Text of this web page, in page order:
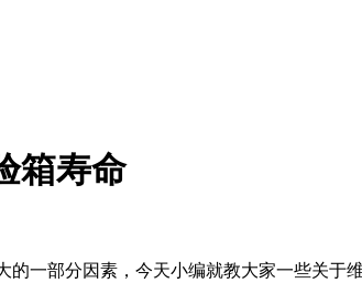
箱寿命
一部分因素，今天小编就教大家一些关于